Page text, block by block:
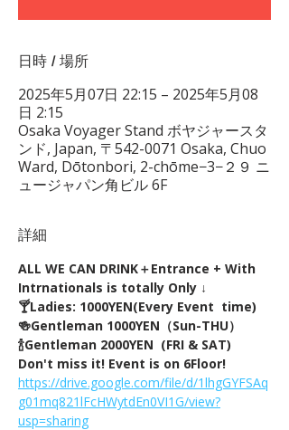
日時 / 場所
2025年5月07日 22:15 – 2025年5月08
日 2:15
Osaka Voyager Stand ボヤジャースタ
ンド, Japan, 〒542-0071 Osaka, Chuo
Ward, Dōtonbori, 2-chōme−3−２９ ニ
ュージャパン角ビル 6F
詳細
ALL WE CAN DRINK＋Entrance + With
Intrnationals is totally Only ↓
🍸Ladies: 1000YEN(Every Event  time)
🍻Gentleman 1000YEN（Sun-THU）
🍾Gentleman 2000YEN  (FRI & SAT)
Don't miss it! Event is on 6Floor!
https://drive.google.com/file/d/1lhgGYFSAq
g01mq821lFcHWytdEn0VI1G/view?
usp=sharing